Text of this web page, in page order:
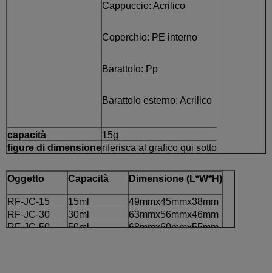
Cappuccio: Acrilico
Coperchio: PE interno
Barattolo: Pp
Barattolo esterno: Acrilico
capacità
15g
figure di dimensioneriferisca al grafico qui sotto
Oggetto Capacità Dimensione (L*W*H)
RF-JC-15 15ml
49mmx45mmx38mm
RF-JC-30
30ml
63mmx56mmx46mm
RF-JC-50
50ml 68mmx60mmx55mm